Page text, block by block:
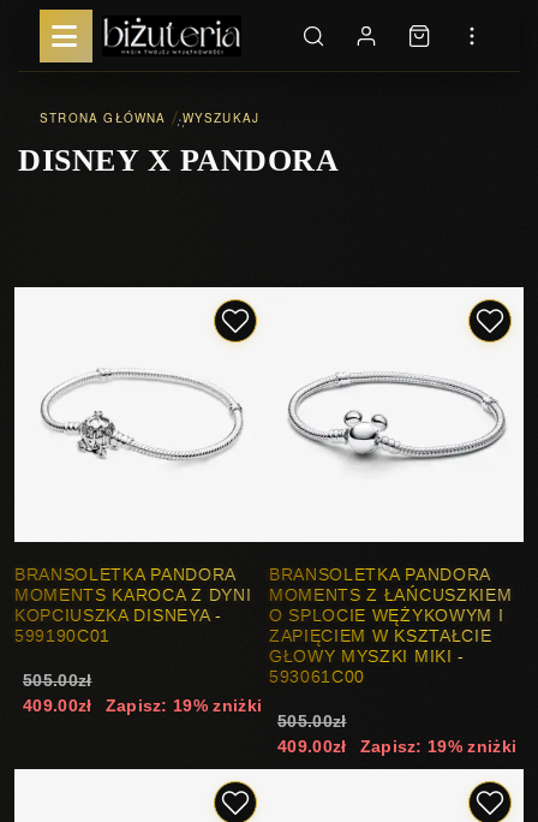
STRONA GŁÓWNA ::WYSZUKAJ
DISNEY X PANDORA
BRANSOLETKA PANDORA
MOMENTS KAROCA Z DYNI
KOPCIUSZKA DISNEYA -
599190C01
505.00zł
409.00zł
Zapisz: 19% zniżki
BRANSOLETKA PANDORA
MOMENTS Z ŁAŃCUSZKIEM
O SPLOCIE WĘŻYKOWYM I
ZAPIĘCIEM W KSZTAŁCIE
GŁOWY MYSZKI MIKI -
593061C00
505.00zł
409.00zł
Zapisz: 19% zniżki